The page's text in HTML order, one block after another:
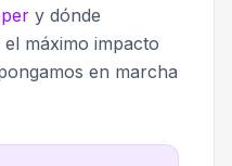
y dónde
máximo impacto
en marcha